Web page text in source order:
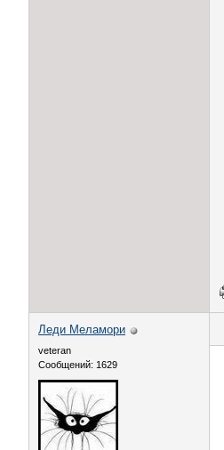
Леди Меламори
veteran
Сообщений: 1629